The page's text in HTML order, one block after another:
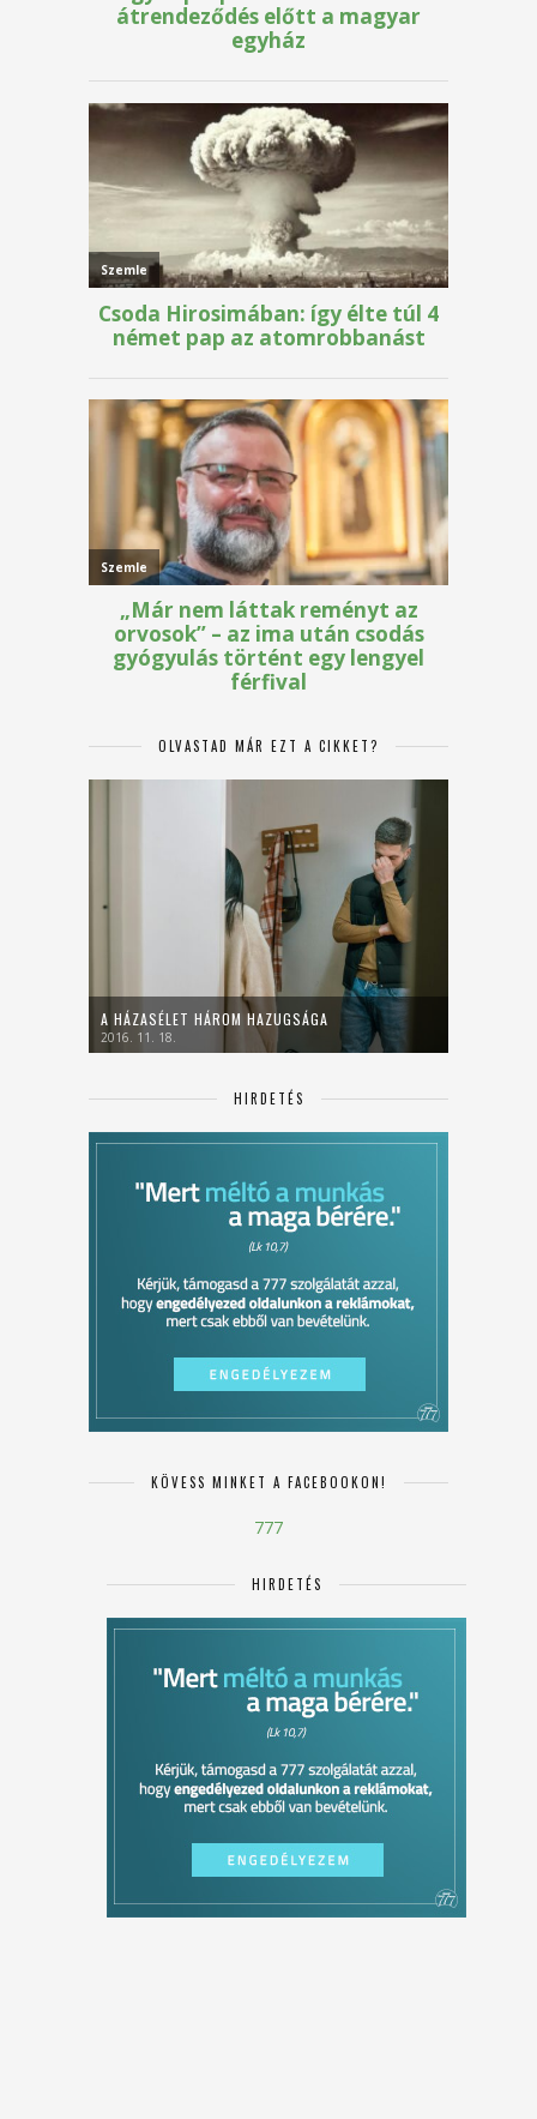
OLVASTAD MÁR EZT A CIKKET?
A HÁZASÉLET HÁROM HAZUGSÁGA
2016. 11. 18.
HIRDETÉS
KÖVESS MINKET A FACEBOOKON!
777
HIRDETÉS